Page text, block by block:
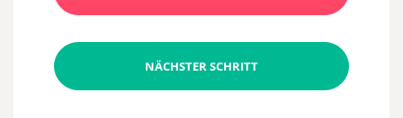
NÄCHSTER SCHRITT